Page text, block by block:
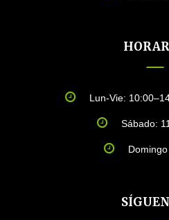
Lun-Vie:
Sábado: